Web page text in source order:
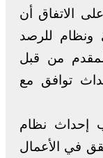
الاتفاق أن
ونظام للرصد
من قبل
توافق مع
إحداث نظام
في الأعمال